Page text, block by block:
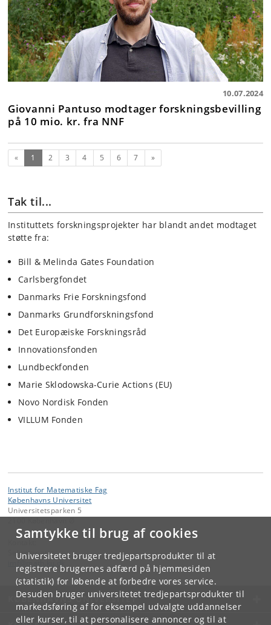
Samtykke til brug af cookies
Universitetet bruger tredjepartsprodukter til at
registrere brugernes adfærd på hjemmesiden
(statistik) for løbende at forbedre vores service.
Desuden bruger universitetet tredjepartsprodukter til
markedsføring af for eksempel udvalgte uddannelser
eller kurser, til at personalisere annoncer og til at
10.07.2024
Giovanni Pantuso modtager forskningsbevilling
på 10 mio. kr. fra NNF
« 1 (nuværende)
2 3 4 5 6 7 Næste
»
Tak til...
Instituttets forskningsprojekter har blandt andet modtaget
støtte fra:
Bill & Melinda Gates Foundation
Carlsbergfondet
Danmarks Frie Forskningsfond
Danmarks Grundforskningsfond
Det Europæiske Forskningsråd
Innovationsfonden
Lundbeckfonden
Marie Sklodowska-Curie Actions (EU)
Novo Nordisk Fonden
VILLUM Fonden
Institut for Matematiske Fag
Københavns Universitet
Universitetsparken 5
Sekretariatet
KØBENHAVNS UNIVERSITET